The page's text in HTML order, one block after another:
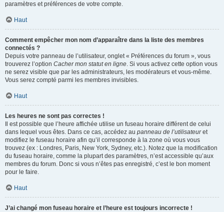
paramètres et préférences de votre compte.
Haut
Comment empêcher mon nom d’apparaître dans la liste des membres
connectés ?
Depuis votre panneau de l’utilisateur, onglet « Préférences du forum », vous
trouverez l’option Cacher mon statut en ligne. Si vous activez cette option vous
ne serez visible que par les administrateurs, les modérateurs et vous-même.
Vous serez compté parmi les membres invisibles.
Haut
Les heures ne sont pas correctes !
Il est possible que l’heure affichée utilise un fuseau horaire différent de celui
dans lequel vous êtes. Dans ce cas, accédez au panneau de l’utilisateuret
modifiez le fuseau horaire afin qu’il corresponde à la zone où vous vous
trouvez (ex : Londres, Paris, New York, Sydney, etc.). Notez que la modification
du fuseau horaire, comme la plupart des paramètres, n’est accessible qu’aux
membres du forum. Donc si vous n’êtes pas enregistré, c’est le bon moment
pour le faire.
Haut
J’ai changé mon fuseau horaire et l’heure est toujours incorrecte !